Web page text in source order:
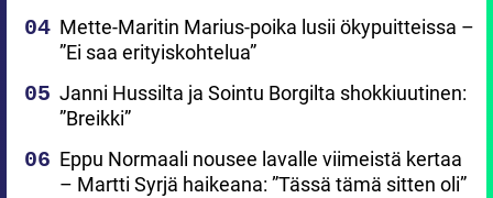
Mette-Maritin Marius-poika lusii ökypuitteissa –
”Ei saa erityiskohtelua”
Janni Hussilta ja Sointu Borgilta shokkiuutinen:
”Breikki”
Eppu Normaali nousee lavalle viimeistä kertaa
– Martti Syrjä haikeana: ”Tässä tämä sitten oli”